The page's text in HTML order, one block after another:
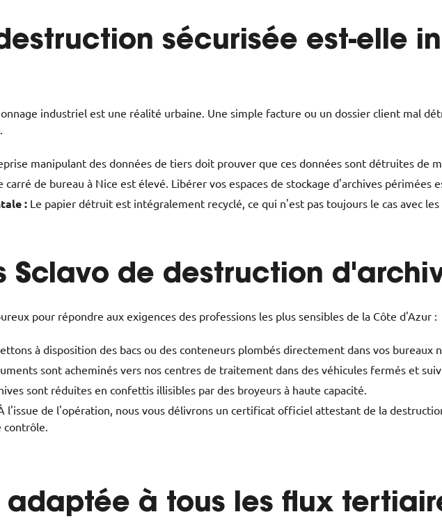
sécurisée est-elle
industriel est une réalité urbaine. Une simple facture ou un dossier client mal
manipulant des données de tiers doit prouver que ces données sont détruites de
carré de bureau à Nice est élevé. Libérer vos espaces de stockage d'archives
: Le papier détruit est intégralement recyclé, ce qui n'est pas toujours le cas avec
Sclavo de destruction
pour répondre aux exigences des professions les plus sensibles de la Côte d'Azur :
à disposition des bacs ou des conteneurs plombés directement dans vos bureaux
sont acheminés vers nos centres de traitement dans des véhicules fermés et
sont réduites en confettis illisibles par des broyeurs à haute capacité.
l'issue de l'opération, nous vous délivrons un certificat officiel attestant de la
contrôle.
adaptée à tous les flux